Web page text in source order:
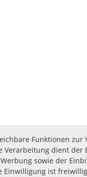
Funktionen
Verarbeitung dient
sowie der
Einwilligung ist